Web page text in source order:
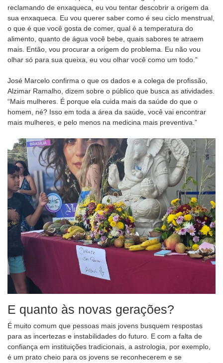
reclamando de enxaqueca, eu vou tentar descobrir a origem da
sua enxaqueca. Eu vou querer saber como é seu ciclo menstrual,
o que é que você gosta de comer, qual é a temperatura do
alimento, quanto de água você bebe, quais sabores te atraem
mais. Então, vou procurar a origem do problema. Eu não vou
olhar só para sua queixa, eu vou olhar você como um todo.”
José Marcelo confirma o que os dados e a colega de profissão,
Alzimar Ramalho, dizem sobre o público que busca as atividades.
“Mais mulheres. É porque ela cuida mais da saúde do que o
homem, né? Isso em toda a área da saúde, você vai encontrar
mais mulheres, e pelo menos na medicina mais preventiva.”
E quanto às novas gerações?
É muito comum que pessoas mais jovens busquem respostas
para as incertezas e instabilidades do futuro. E com a falta de
confiança em instituições tradicionais, a astrologia, por exemplo,
é um prato cheio para os jovens se reconhecerem e se